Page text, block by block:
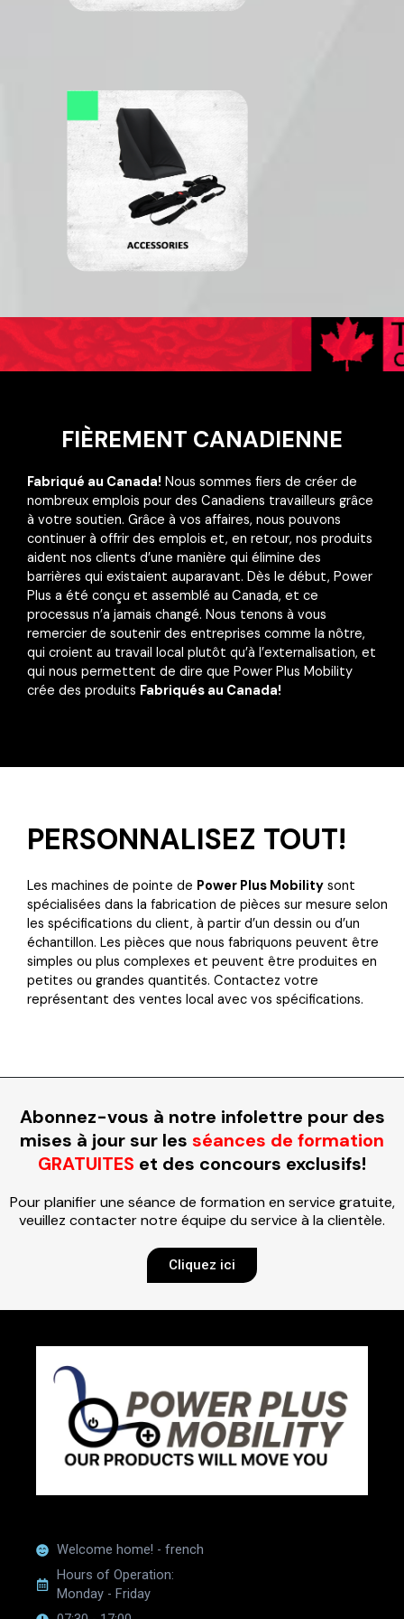
FIÈREMENT CANADIENNE
Fabriqué au Canada! Nous sommes fiers de créer de
nombreux emplois pour des Canadiens travailleurs grâce
à votre soutien. Grâce à vos affaires, nous pouvons
continuer à offrir des emplois et, en retour, nos produits
aident nos clients d’une manière qui élimine des
barrières qui existaient auparavant. Dès le début, Power
Plus a été conçu et assemblé au Canada, et ce
processus n’a jamais changé. Nous tenons à vous
remercier de soutenir des entreprises comme la nôtre,
qui croient au travail local plutôt qu’à l’externalisation, et
qui nous permettent de dire que Power Plus Mobility
crée des produits Fabriqués au Canada!
PERSONNALISEZ TOUT!
Les machines de pointe de Power Plus Mobility sont
spécialisées dans la fabrication de pièces sur mesure selon
les spécifications du client, à partir d’un dessin ou d’un
échantillon. Les pièces que nous fabriquons peuvent être
simples ou plus complexes et peuvent être produites en
petites ou grandes quantités. Contactez votre
représentant des ventes local avec vos spécifications.
Abonnez-vous à notre infolettre pour des
mises à jour sur les séances de formation
GRATUITES et des concours exclusifs!
Pour planifier une séance de formation en service gratuite,
veuillez contacter notre équipe du service à la clientèle.
Cliquez ici
Welcome home! - french
Hours of Operation:
Monday - Friday